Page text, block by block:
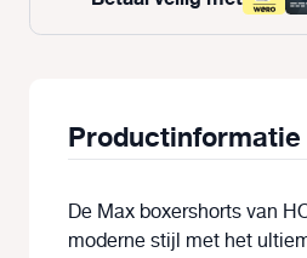
Productinformatie
De Max boxershorts van
moderne stijl met het